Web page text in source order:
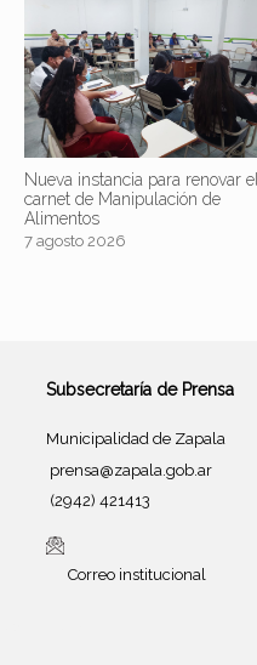
Nueva instancia para renovar el
carnet de Manipulación de
Alimentos
7 agosto 2026
Subsecretaría de Prensa
Municipalidad de Zapala
prensa@zapala.gob.ar
(2942) 421413
Correo institucional